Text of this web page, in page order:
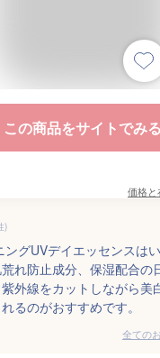
この商品をサイトでみる
価格と
)
グUVデイエッセンスは
れ防止成分、保湿配合の
外線をカットしながら美
るのがおすすめです。
全ての